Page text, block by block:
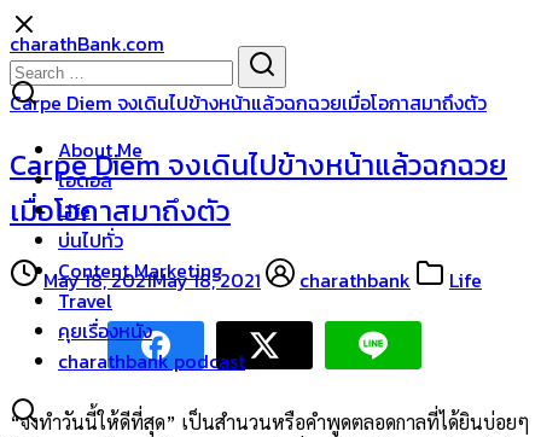
Skip
to
content
charathBank.com
About Me
ไอดอล
Life
บ่นไปทั่ว
Content Marketing
Travel
คุยเรื่องหนัง
charathbank podcast
Search
for:
Carpe Diem จงเดินไปข้างหน้าแล้วฉกฉวยเมื่อโอกาสมาถึงตัว
Carpe Diem จงเดินไปข้างหน้าแล้วฉกฉวย
เมื่อโอกาสมาถึงตัว
May 18, 2021May 18, 2021 charathbank Life
“จงทำวันนี้ให้ดีที่สุด” เป็นสำนวนหรือคำพูดตลอดกาลที่ได้ยินบ่อยๆ